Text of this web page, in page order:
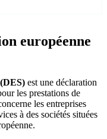
européenne
est une déclaration
les prestations de
les entreprises
à des sociétés situées